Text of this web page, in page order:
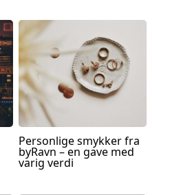
Personlige smykker fra
byRavn – en gave med
varig verdi